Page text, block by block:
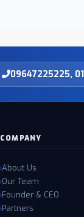
09647225225,
COMPANY
About Us
Our Team
Founder & CEO
Partners